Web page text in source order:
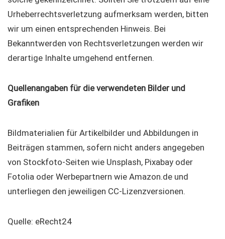
Urheberrechtsverletzung aufmerksam werden, bitten
wir um einen entsprechenden Hinweis. Bei
Bekanntwerden von Rechtsverletzungen werden wir
derartige Inhalte umgehend entfernen.
Quellenangaben für die verwendeten Bilder und
Grafiken
Bildmaterialien für Artikelbilder und Abbildungen in
Beiträgen stammen, sofern nicht anders angegeben
von Stockfoto-Seiten wie Unsplash, Pixabay oder
Fotolia oder Werbepartnern wie Amazon.de und
unterliegen den jeweiligen CC-Lizenzversionen.
Quelle: eRecht24